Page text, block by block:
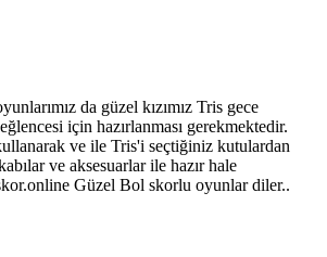
da güzel kızımız Tris gece
için hazırlanması gerekmektedir.
ve ile Tris'i seçtiğiniz kutulardan
ve aksesuarlar ile hazır hale
Güzel Bol skorlu oyunlar diler..